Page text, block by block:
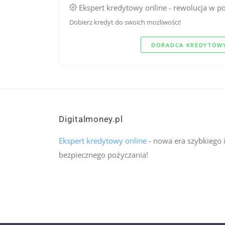
Ekspert kredytowy online - rewolucja w
Dobierz kredyt do swoich mozliwości!
DORADCA
Digitalmoney.pl
Ekspert kredytowy online - nowa era szybkiego i
bezpiecznego pożyczania!